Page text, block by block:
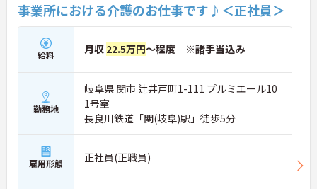
事業所における介護のお仕事です♪＜正社員＞
給料 月収 22.5万円～程度 ※諸手当込み
勤務地
岐阜県 関市 辻井戸町1-111 プルミエール10
1号室
長良川鉄道「関(岐阜)駅」徒歩5分
雇用形態 正社員(正職員)